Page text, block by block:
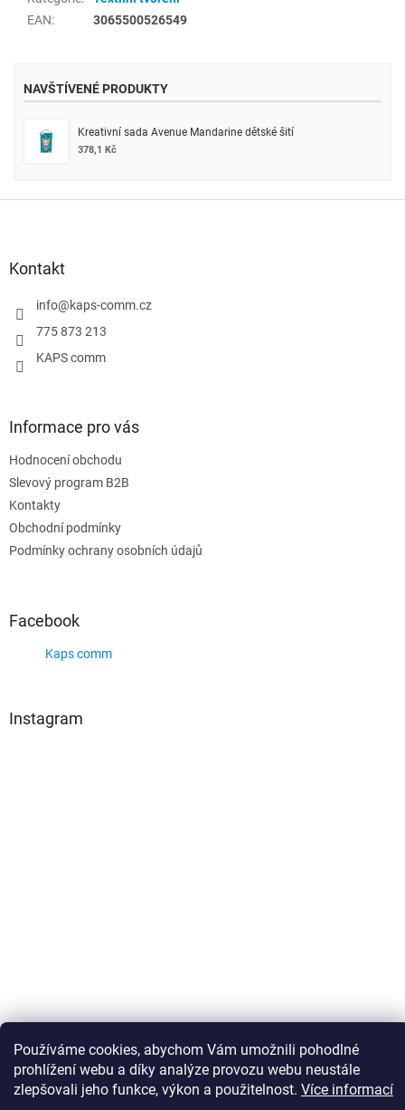
Používáme cookies, abychom Vám umožnili pohodlné
prohlížení webu a díky analýze provozu webu neustále
zlepšovali jeho funkce, výkon a použitelnost. Více informací
EAN: 3065500526549
NAVŠTÍVENÉ PRODUKTY
Kreativní sada Avenue Mandarine dětské šití
378,1 Kč
Kontakt
info@kaps-comm.cz
775 873 213
KAPS comm
Informace pro vás
Hodnocení obchodu
Slevový program B2B
Kontakty
Obchodní podmínky
Podmínky ochrany osobních údajů
Facebook
Kaps comm
Instagram
Vytvořil Shoptet